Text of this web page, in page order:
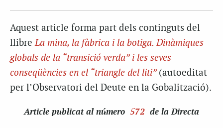
Aquest article forma part dels continguts del
llibreLa mina, la fàbrica i la botiga. Dinàmiques
globals de la “transició verda” i les seves
conseqüències en el “triangle del liti”(autoeditat
per l’Observatori del Deute en la Gobalització).
Article publicat al número 572 de la Directa